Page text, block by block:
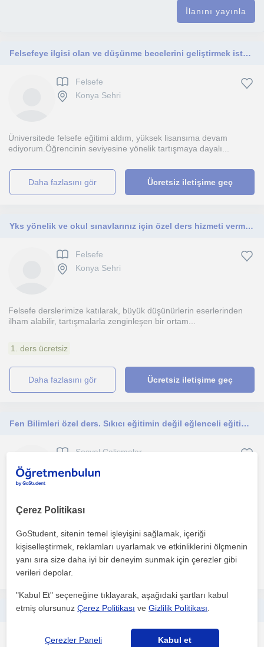
İlanını yayınla
Felsefeye ilgisi olan ve düşünme becelerini geliştirmek isteyen herkes için dersler veriyorum.
Felsefe
Konya Sehri
Üniversitede felsefe eğitimi aldım, yüksek lisansıma devam
ediyorum.Öğrencinin seviyesine yönelik tartışmaya dayalı...
daha fazlasını gör Ücretsiz iletişime geç
Yks yönelik ve okul sınavlarınız için özel ders hizmeti vermekteyim
Felsefe
Konya Sehri
Felsefe derslerimize katılarak, büyük düşünürlerin eserlerinden
ilham alabilir, tartışmalarla zenginleşen bir ortam...
1. ders ücretsiz
daha fazlasını gör Ücretsiz iletişime geç
Fen Bilimleri özel ders. Sıkıcı eğitimin değil eğlenceli eğitimin adresi
Sosyal Çalismalar
İlkokul ve ortaokul özel ders, etüt, okula destek
1. ders ücretsiz
daha fazlasını gör Ücretsiz iletişime geç
Sosyal Çalismalar
Çerez Politikası
GoStudent, sitenin temel işleyişini sağlamak, içeriği
kişiselleştirmek, reklamları uyarlamak ve etkinliklerini ölçmenin
yanı sıra size daha iyi bir deneyim sunmak için çerezler gibi
verileri depolar.
"Kabul Et" seçeneğine tıklayarak, aşağıdaki şartları kabul
etmiş olursunuzÇerez Politikası veGizlilik Politikası
Çerezler Paneli Kabul et